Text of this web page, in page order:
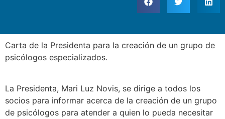
Carta de la Presidenta para la creación de un grupo de
psicólogos especializados.
La Presidenta, Mari Luz Novis, se dirige a todos los
socios para informar acerca de la creación de un grupo
de psicólogos para atender a quien lo pueda necesitar